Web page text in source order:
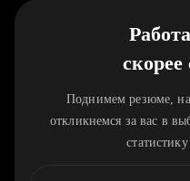
скорее
Поднимем резюме,
откликнемся за вас в